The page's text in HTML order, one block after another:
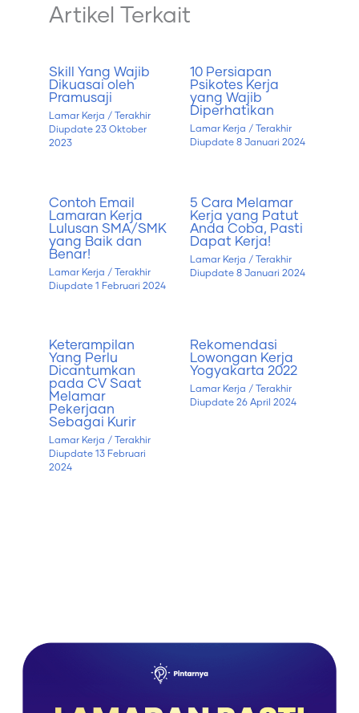
Artikel Terkait
Skill Yang Wajib
Dikuasai oleh
Pramusaji
Lamar Kerja / Terakhir
Diupdate 23 Oktober
2023
10 Persiapan
Psikotes Kerja
yang Wajib
Diperhatikan
Lamar Kerja / Terakhir
Diupdate8 Januari 2024
Contoh Email
Lamaran Kerja
Lulusan SMA/SMK
yang Baik dan
Benar!
Lamar Kerja / Terakhir
Diupdate 1 Februari 2024
5 Cara Melamar
Kerja yang Patut
Anda Coba, Pasti
Dapat Kerja!
Lamar Kerja / Terakhir
Diupdate8 Januari 2024
Keterampilan
Yang Perlu
Dicantumkan
pada CV Saat
Melamar
Pekerjaan
Sebagai Kurir
Lamar Kerja / Terakhir
Diupdate 13 Februari
2024
Rekomendasi
Lowongan Kerja
Yogyakarta 2022
Lamar Kerja / Terakhir
Diupdate26 April 2024